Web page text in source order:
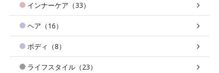
インナーケア（33）
ヘア（16）
ボディ（8）
ライフスタイル（23）